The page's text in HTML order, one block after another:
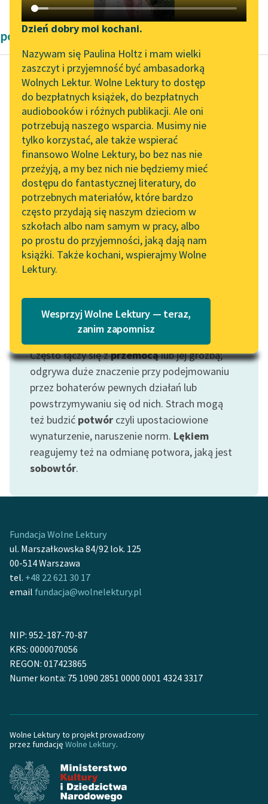
Katalog DAISY
Podkasty o książkach
Zgłoś brak utworu
Aktualności
Zapraszamy na spotkanie
online z tłumaczkami
literatury skandynawskiej
Spotkanie z Katarzyną
Tunkiel w Oslo
Wolne Lektury na 32.
Pol’and’Rock Festivalu
„Kochanek Lady
Chatterley” do słuchania
na Wolnych Lekturach
Nowy audiobook –
„Marzenie o Oriencie”
Lektury szkolne i klasyka
literatury do słuchania dla
uczennic i uczniów z
niepełnosprawnościami
E-kolekcja lektur
szkolnych i literatury do
słuchania dla uczennic i
uczniów z
skandynawskiej literatury
feministycznej
Ręce pełne poezji
Kolekcje edukacyjne
lektur szkolnych oraz
Starego Testamentu
Odkurzamy bohaterów
Lektur
Narzędzia
Mapa Wolnych Lektur
Leśmianator
Przewodnik dla piszących i
czytających
API
OAI-PMH
Widget Wolnych Lektur
Przypisy
Katalog w formacie PDF
O nas
Kontakt
O projekcie
Dzień dobry moi kochani.
Nazywam się Paulina Holtz i mam wielki
zaszczyt i przyjemność być ambasadorką
Wolnych Lektur. Wolne Lektury to dostęp
do bezpłatnych książek, do bezpłatnych
audiobooków i różnych publikacji. Ale oni
potrzebują naszego wsparcia. Musimy nie
tylko korzystać, ale także wspierać
finansowo Wolne Lektury, bo bez nas nie
przeżyją, a my bez nich nie będziemy mieć
dostępu do fantastycznej literatury, do
potrzebnych materiałów, które bardzo
często przydają się naszym dzieciom w
szkołach albo nam samym w pracy, albo
po prostu do przyjemności, jaką dają nam
książki. Także kochani, wspierajmy Wolne
Lektury.
Wesprzyj Wolne Lektury — teraz,
zanim zapomnisz
powieści dla dzieci i młodzieży Johanna Spyri
Johanna Spyri
Heidi
Pietrek skoczył na dół
tak gwałtownie, że
runął na strome
zbocze, przewrócił
kozła, potem jeszcze...
Czytaj więcej
Motyw: Strach
Często łączy się zprzemocąlub jej groźbą;
odgrywa duże znaczenie przy podejmowaniu
przez bohaterów pewnych działań lub
powstrzymywaniu się od nich. Strach mogą
też budzić potwór czyli upostaciowione
wynaturzenie, naruszenie norm. Lękiem
reagujemy też na odmianę potwora, jaką jest
sobowtór.
Fundacja Wolne Lektury
ul. Marszałkowska 84/92 lok. 125
00-514 Warszawa
tel. +48 22 621 30 17
email fundacja@wolnelektury.pl
NIP: 952-187-70-87
KRS: 0000070056
REGON: 017423865
Numer konta: 75 1090 2851 0000 0001 4324 3317
Wolne Lektury to projekt prowadzony
przez fundację Wolne Lektury.